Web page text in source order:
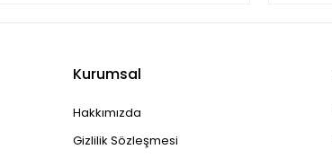
Kurumsal
Hakkımızda
Gizlilik Sözleşmesi